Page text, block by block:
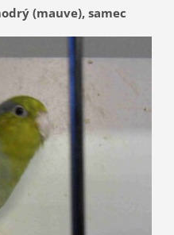
(mauve), samec